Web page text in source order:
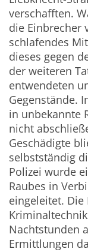
verschafften.
die Einbrecher
schlafendes
dieses gegen
der weiteren
entwendeten
Gegenstände.
in unbekannte
nicht
Geschädigte
selbstständig
Polizei wurde
Raubes in
eingeleitet.
Nachtstunden
Ermittlungen